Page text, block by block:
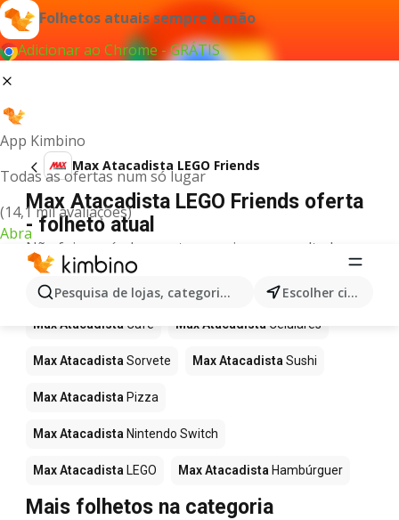
Folhetos atuais sempre à mão
Adicionar ao Chrome - GRÁTIS
App Kimbino
Todas as ofertas num só lugar
(14,1 mil avaliações)
Abra
Pesquisa de lojas, categorias,produtos... Escolher cidade
Max Atacadista LEGO Friends
Max Atacadista LEGO Friends oferta
- folheto atual
Não foi possível encontrar quaisquer resultados
para este termo.
Mais produtos em Max Atacadista
Max Atacadista Café Max Atacadista Celulares
Max Atacadista Sorvete Max Atacadista Sushi
Max Atacadista Pizza
Max Atacadista Nintendo Switch
Max Atacadista LEGO Max Atacadista Hambúrguer
Mais folhetos na categoria